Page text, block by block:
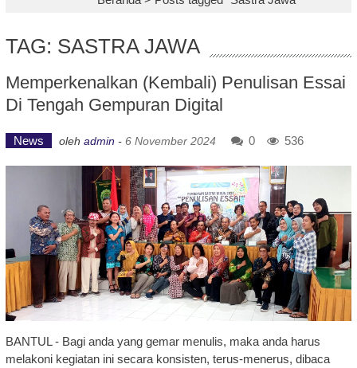
TAG: SASTRA JAWA
Memperkenalkan (Kembali) Penulisan Essai
Di Tengah Gempuran Digital
News oleh admin - 6 November 2024 0 536
BANTUL - Bagi anda yang gemar menulis, maka anda harus
melakoni kegiatan ini secara konsisten, terus-menerus, dibaca